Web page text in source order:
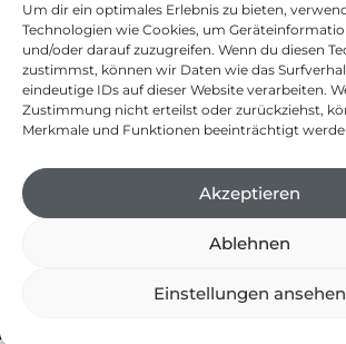
Um dir ein optimales Erlebnis zu bieten,
Technologien wie Cookies, um
und/oder darauf zuzugreifen. Wenn du diesen
zustimmst, können wir Daten wie das
eindeutige IDs auf dieser Website verarbeiten.
Zustimmung nicht erteilst oder zurückziehst,
Merkmale und Funktionen beeinträchtigt
Akzeptieren
Ablehnen
Einstellungen ansehen
+49 211 93070273
info@dp.studio
dp studio GmbH –